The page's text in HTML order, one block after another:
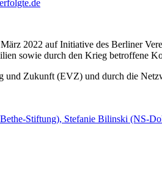
2022 auf Initiative des Berliner
sowie durch den Krieg betroffene
Zukunft (EVZ) und durch die